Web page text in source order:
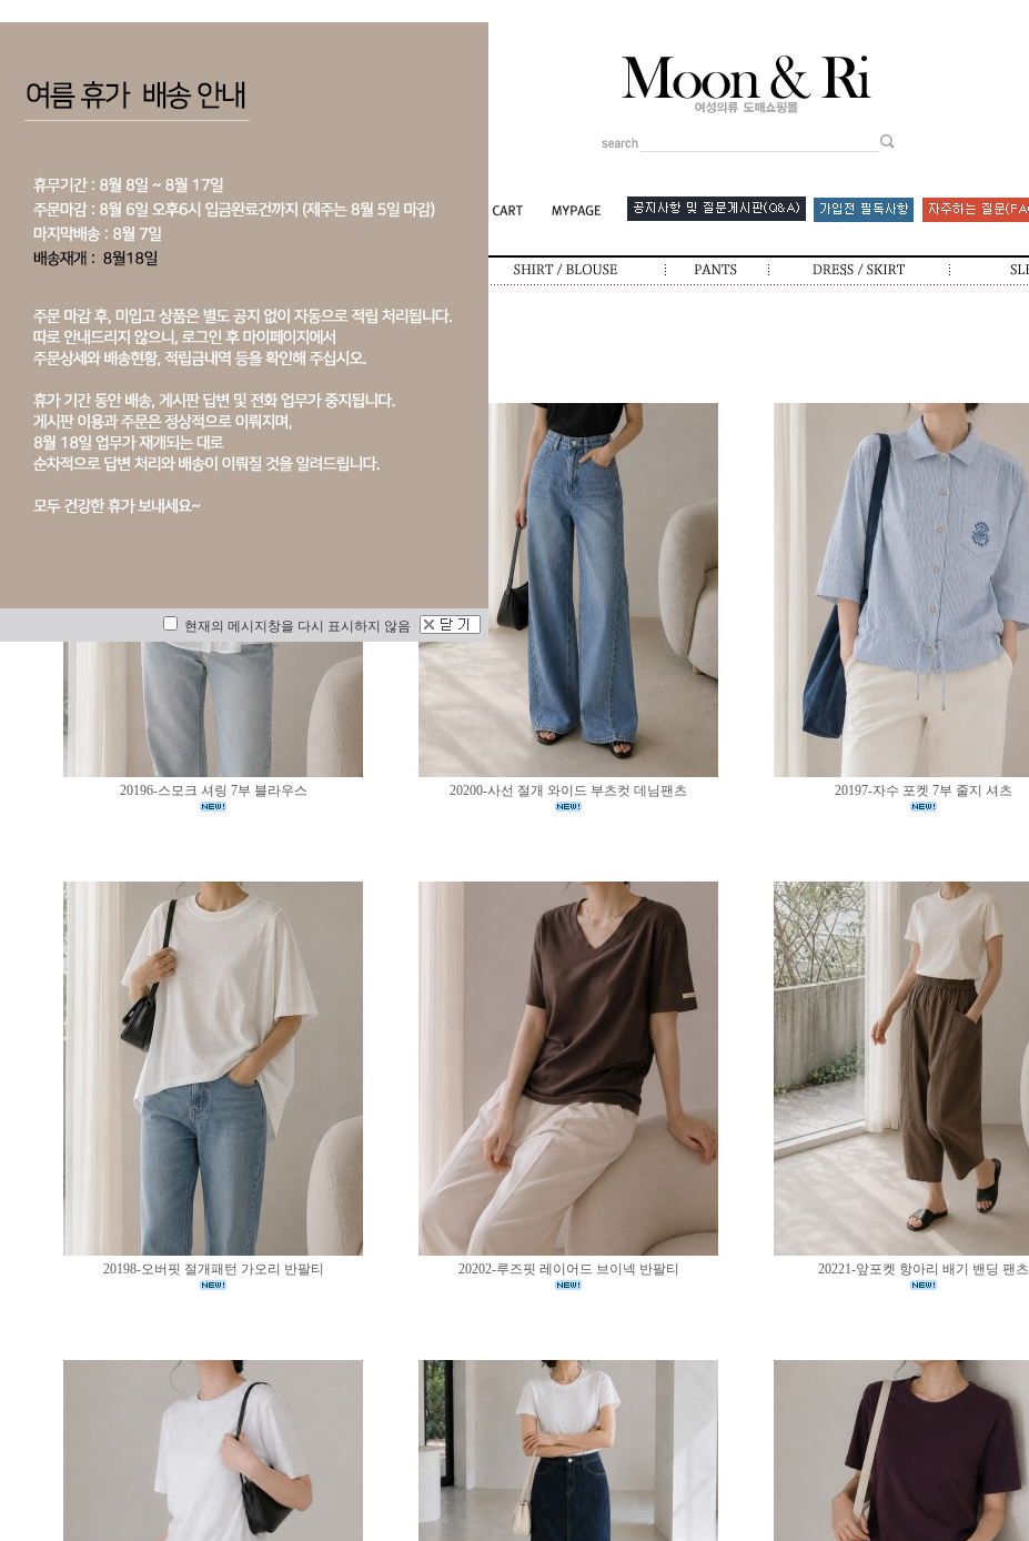
20196-스모크 셔링 7부 블라우스 20200-사선 절개 와이드 부츠컷 데님팬츠 20197-자수 포켓 7부 줄지 셔츠
20198-오버핏 절개패턴 가오리 반팔티 20202-루즈핏 레이어드 브이넥 반팔티 20221-앞포켓 항아리 배기 밴딩 팬츠
현재의 메시지창을 다시 표시하지 않음